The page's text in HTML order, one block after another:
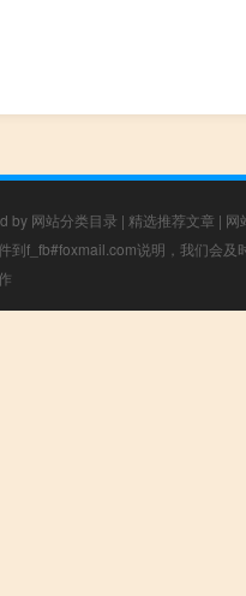
by 网站分类目录 | 精选推荐文章 | 网
到f_fb#foxmail.com说明，我们会及